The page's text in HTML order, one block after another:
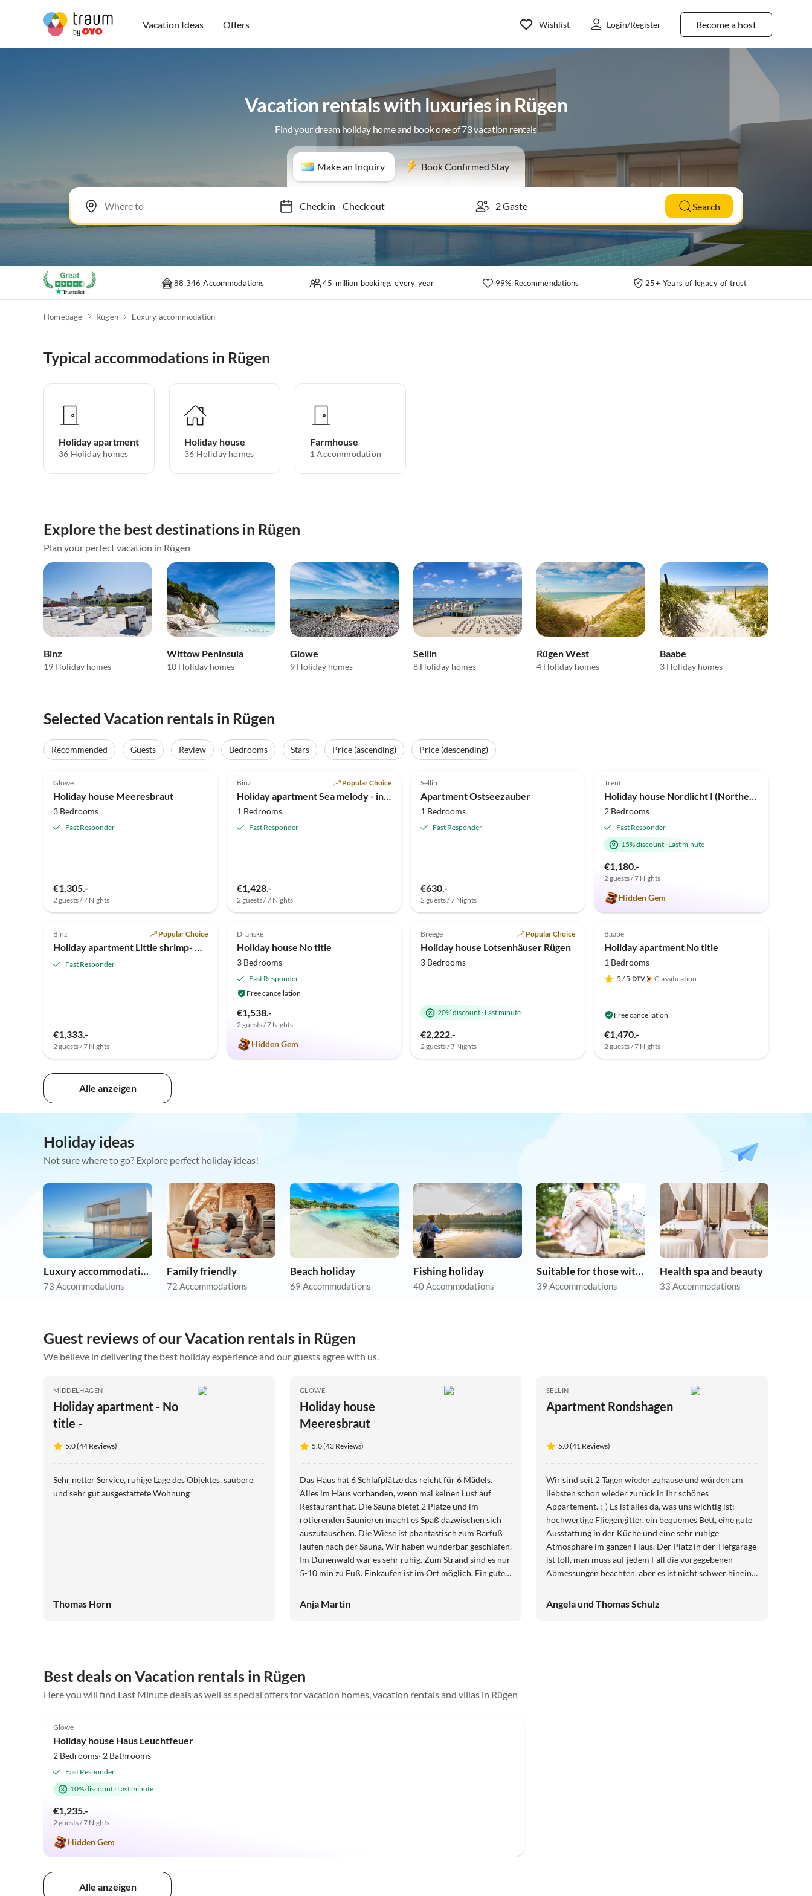
Vacation Ideas Offers Become a host
Wishlist Login/Register
Vacation rentals with luxuries in Rügen
Find your dream holiday home and book one of 73 vacation rentals
Make an Inquiry Book Confirmed Stay
Check in- Check out Search
88,346 Accommodations 45 million bookings every year 99% Recommendations 25+ Years of legacy of trust
Homepage Rügen Luxury accommodation
Typical accommodations in Rügen
Holiday apartment
36 Holiday homes
Holiday house
36 Holiday homes
Farmhouse
1 Accommodation
Explore the best destinations in Rügen
Plan your perfect vacation in Rügen
Binz
19 Holiday homes
Wittow Peninsula
10 Holiday homes
Glowe
9 Holiday homes
Sellin
8 Holiday homes
Rügen West
4 Holiday homes
Baabe
3 Holiday homes
Selected Vacation rentals in Rügen
Recommended Guests Review Bedrooms Stars Price (ascending) Price (descending)
Top-Listing
Glowe
Holiday house Meeresbraut
3 Bedrooms
Fast Responder
€1,305.-
2 guests / 7 Nights
Top-Listing
Binz Popular Choice
Holiday apartment Sea melody - in Villa Frigga
1 Bedrooms
Fast Responder
€1,428.-
2 guests / 7 Nights
Sellin
Apartment Ostseezauber
1 Bedrooms
Fast Responder
€630.-
2 guests / 7 Nights
Trent
Holiday house Nordlicht I (Northern Light 1)
2 Bedrooms
Fast Responder
15% discount· Last minute
€1,180.-
2 guests / 7 Nights
Hidden Gem
Top-Listing
5.0 (6)
Binz Popular Choice
Holiday apartment Little shrimp- Villa lucky beggar
Fast Responder
€1,333.-
2 guests / 7 Nights
Top-Listing
4.9 (5)
Dranske
Holiday house No title
3 Bedrooms
Fast Responder
Free cancellation
€1,538.-
2 guests / 7 Nights
Hidden Gem
Top-Listing
4.8 (3)
Breege Popular Choice
Holiday house Lotsenhäuser Rügen
3 Bedrooms
20% discount· Last minute
€2,222.-
2 guests / 7 Nights
Top-Listing
Baabe
Holiday apartment No title
1 Bedrooms
5 / 5 Classification
Free cancellation
€1,470.-
2 guests / 7 Nights
Alle anzeigen
Holiday ideas
Not sure where to go? Explore perfect holiday ideas!
Luxury accommodation
73 Accommodations
Family friendly
72 Accommodations
Beach holiday
69 Accommodations
Fishing holiday
40 Accommodations
Suitable for those with allergies
39 Accommodations
Health spa and beauty
33 Accommodations
Guest reviews of our Vacation rentals in Rügen
We believe in delivering the best holiday experience and our guests agree with us.
MIDDELHAGEN
Holiday apartment - No
title -
5.0 (44 Reviews)
Sehr netter Service, ruhige Lage des Objektes, saubere
und sehr gut ausgestattete Wohnung
Thomas Horn
GLOWE
Holiday house
Meeresbraut
5.0 (43 Reviews)
Das Haus hat 6 Schlafplätze das reicht für 6 Mädels.
Alles im Haus vorhanden, wenn mal keinen Lust auf
Restaurant hat. Die Sauna bietet 2 Plätze und im
rotierenden Saunieren macht es Spaß dazwischen sich
auszutauschen. Die Wiese ist phantastisch zum Barfuß
laufen nach der Sauna. Wir haben wunderbar geschlafen.
Im Dünenwald war es sehr ruhig. Zum Strand sind es nur
5-10 min zu Fuß. Einkaufen ist im Ort möglich. Ein guter
Anja Martin
SELLIN
Apartment Rondshagen
5.0 (41 Reviews)
Wir sind seit 2 Tagen wieder zuhause und würden am
liebsten schon wieder zurück in Ihr schönes
Appartement. :-) Es ist alles da, was uns wichtig ist:
hochwertige Fliegengitter, ein bequemes Bett, eine gute
Ausstattung in der Küche und eine sehr ruhige
Atmosphäre im ganzen Haus. Der Platz in der Tiefgarage
ist toll, man muss auf jedem Fall die vorgegebenen
Abmessungen beachten, aber es ist nicht schwer hinein-
auch gut, die Öffnungszeiten mit 8 Uhr bis 17:30 Uhr
sind etwas gewöhnungsbedürftig und ich stand am
Angela und Thomas Schulz
Best deals on Vacation rentals in Rügen
Here you will find Last Minute deals as well as special offers for vacation homes, vacation rentals and villas in Rügen
Glowe
Holiday house Haus Leuchtfeuer
2 Bedrooms· 2 Bathrooms
Fast Responder
10% discount· Last minute
€1,235.-
2 guests / 7 Nights
Hidden Gem
Alle anzeigen